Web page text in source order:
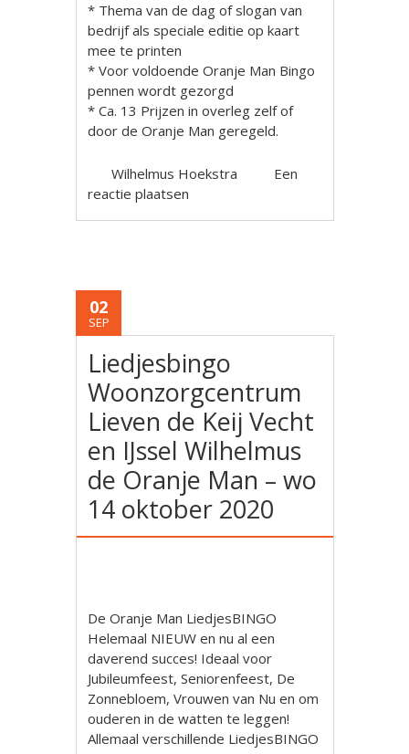
* Thema van de dag of slogan van
bedrijf als speciale editie op kaart
mee te printen
* Voor voldoende Oranje Man Bingo
pennen wordt gezorgd
* Ca. 13 Prijzen in overleg zelf of
door de Oranje Man geregeld.
Wilhelmus Hoekstra
Een
reactie plaatsen
02
SEP
Liedjesbingo
Woonzorgcentrum
Lieven de Keij Vecht
en IJssel Wilhelmus
de Oranje Man – wo
14 oktober 2020
De Oranje Man LiedjesBINGO
Helemaal NIEUW en nu al een
daverend succes! Ideaal voor
Jubileumfeest, Seniorenfeest, De
Zonnebloem, Vrouwen van Nu en om
ouderen in de watten te leggen!
Allemaal verschillende LiedjesBINGO